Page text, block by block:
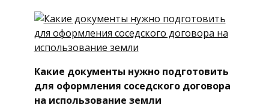
Какие документы нужно подготовить
для оформления соседского договора
на использование земли